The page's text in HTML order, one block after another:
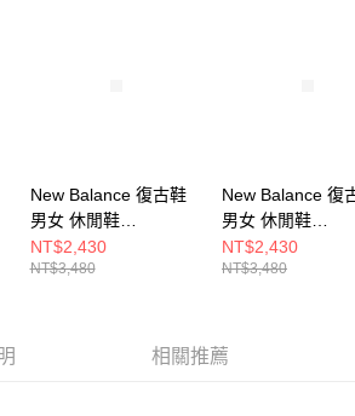
New Balance 復古鞋
男女 休閒鞋
U471VBC-D
NT$2,430
NT$3,480
New Balance 復
男女 休閒鞋
U204LNPB-D
NT$2,430
NT$3,480
相關推薦